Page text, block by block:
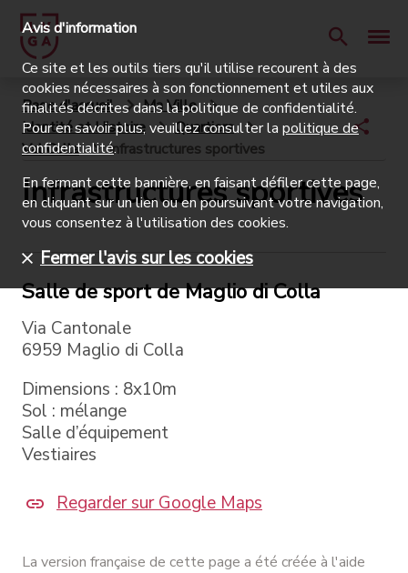
Page d'accueil
Ma Ville
Identité et Histoire
Quartiers
Val Colla
Infrastructures sportives
Infrastructures sportives
Salle de sport de Maglio di Colla
Via Cantonale
6959 Maglio di Colla
Dimensions : 8x10m
Sol : mélange
Salle d’équipement
Vestiaires
Regarder sur Google Maps
La version française de cette page a été créée à l'aide
Avis d'information
Ce site et les outils tiers qu'il utilise recourent à des
cookies nécessaires à son fonctionnement et utiles aux
finalités décrites dans la politique de confidentialité.
Pour en savoir plus, veuillez consulter la politique de
confidentialité.
En fermant cette bannière, en faisant défiler cette page,
en cliquant sur un lien ou en poursuivant votre navigation,
vous consentez à l'utilisation des cookies.
Fermer l'avis sur les cookies